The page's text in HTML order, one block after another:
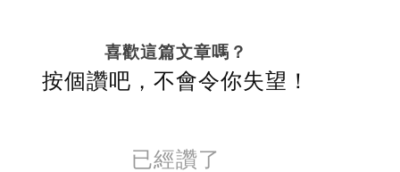
喜歡這篇文章嗎？
按個讚吧，不會令你失望！
已經讚了